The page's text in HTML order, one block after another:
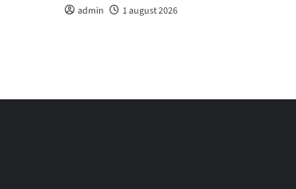
admin 1 august 2026